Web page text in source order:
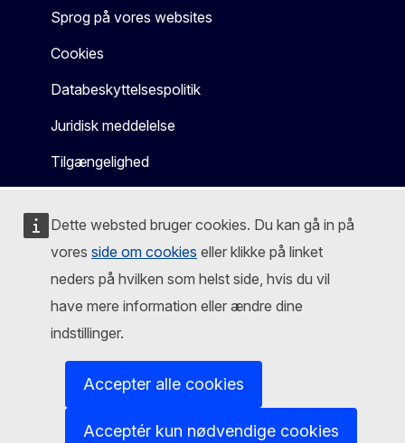
Dette websted bruger cookies. Du kan gå in på
vores side om cookies eller klikke på linket
neders på hvilken som helst side, hvis du vil
have mere information eller ændre dine
indstillinger.
Accepter alle cookies
Acceptér kun nødvendige cookies
Sprog på vores websites
Cookies
Databeskyttelsespolitik
Juridisk meddelelse
Tilgængelighed